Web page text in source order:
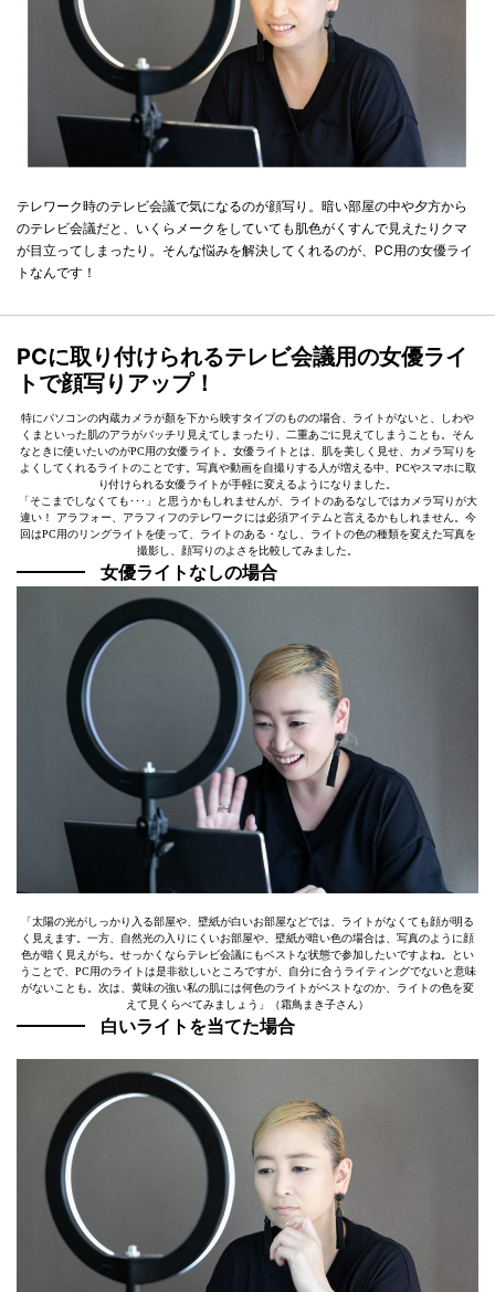
テレワーク時のテレビ会議で気になるのが顔写り。暗い部屋の中や夕方から
のテレビ会議だと、いくらメークをしていても肌色がくすんで見えたりクマ
が目立ってしまったり。そんな悩みを解決してくれるのが、PC用の女優ライ
トなんです！
PCに取り付けられるテレビ会議用の女優ライ
トで顔写りアップ！
特にパソコンの内蔵カメラが顏を下から映すタイプのものの場合、ライトがないと、しわや
くまといった肌のアラがバッチリ見えてしまったり、二重あごに見えてしまうことも。そん
なときに使いたいのがPC用の女優ライト。女優ライトとは、肌を美しく見せ、カメラ写りを
よくしてくれるライトのことです。写真や動画を自撮りする人が増える中、PCやスマホに取
り付けられる女優ライトが手軽に変えるようになりました。
「そこまでしなくても･･･」と思うかもしれませんが、ライトのあるなしではカメラ写りが大
違い！ アラフォー、アラフィフのテレワークには必須アイテムと言えるかもしれません。今
回はPC用のリングライトを使って、ライトのある・なし、ライトの色の種類を変えた写真を
撮影し、顔写りのよさを比較してみました。
女優ライトなしの場合
「太陽の光がしっかり入る部屋や、壁紙が白いお部屋などでは、ライトがなくても顔が明る
く見えます。一方、自然光の入りにくいお部屋や、壁紙が暗い色の場合は、写真のように顔
色が暗く見えがち。せっかくならテレビ会議にもベストな状態で参加したいですよね。とい
うことで、PC用のライトは是非欲しいところですが、自分に合うライティングでないと意味
がないことも。次は、黄味の強い私の肌には何色のライトがベストなのか、ライトの色を変
えて見くらべてみましょう」（霜鳥まき子さん）
白いライトを当てた場合